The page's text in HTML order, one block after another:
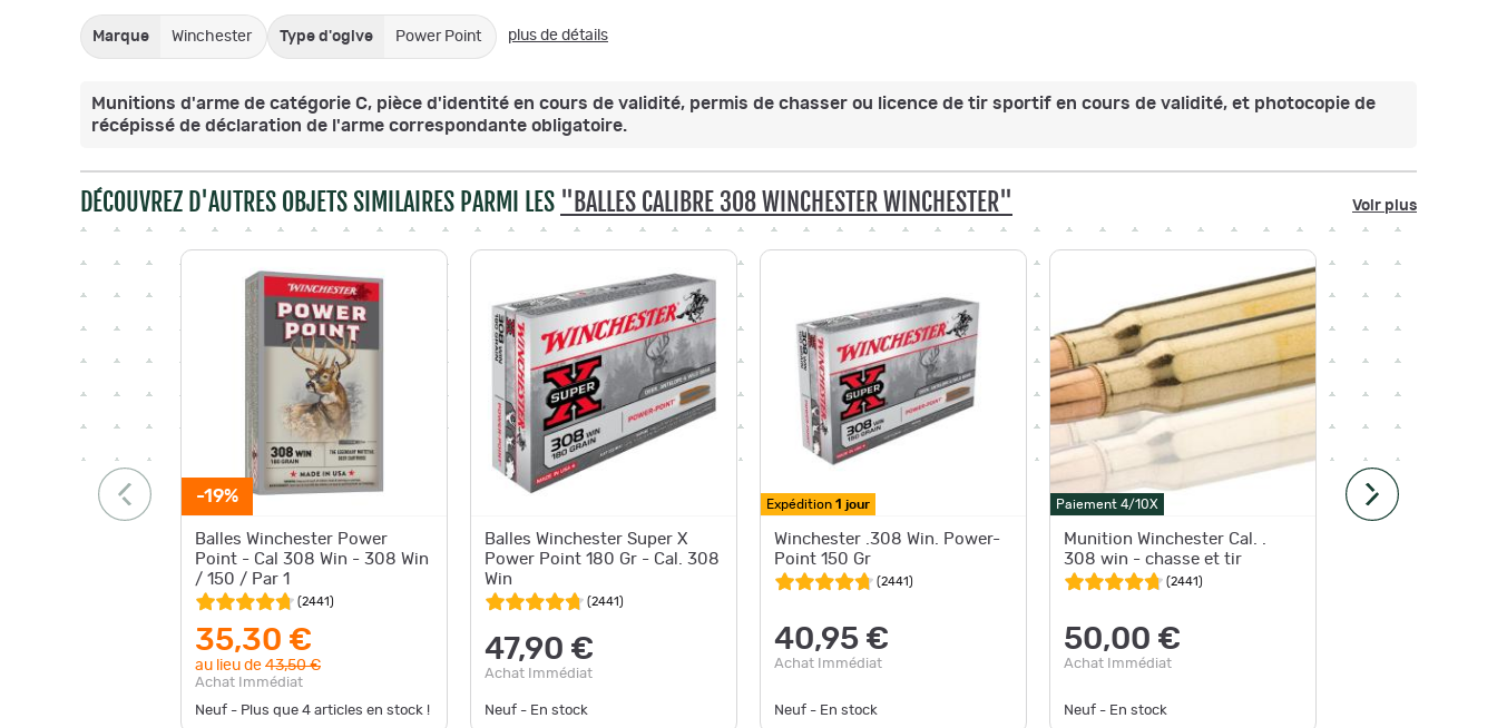
Marque Winchester Type d'ogive Power Point plus de détails
Munitions d'arme de catégorie C, pièce d'identité en cours de validité, permis de chasser ou licence de tir sportif en cours de validité, et photocopie de
récépissé de déclaration de l'arme correspondante obligatoire.
DÉCOUVREZ D'AUTRES OBJETS SIMILAIRES PARMI LES "BALLES CALIBRE 308 WINCHESTER WINCHESTER" Voir plus
-19%
Balles Winchester Power
Point - Cal 308 Win - 308 Win
/ 150 / Par 1
(2441 )
35,30 €
au lieu de 43,50 €
Achat Immédiat
Neuf - Plus que 4 articles en stock !
Balles Winchester Super X
Power Point 180 Gr - Cal. 308
Win
(2441 )
47,90 €
Achat Immédiat
Neuf - En stock
Expédition 1 jour
Winchester .308 Win. Power-
Point 150 Gr
(2441 )
40,95 €
Achat Immédiat
Neuf - En stock
Paiement 4/10X
Munition Winchester Cal. .
308 win - chasse et tir
(2441 )
50,00 €
Achat Immédiat
Neuf - En stock